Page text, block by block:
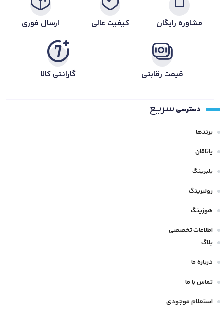
مشاوره رایگان کیفیت عالی ارسال فوری
قیمت رقابتی گارانتی کالا
دسترسی سریع
برندها
یاتاقان
بلبرینگ
رولبرینگ
هوزینگ
اطلاعات تخصصی
بلاگ
درباره ما
تماس با ما
استعلام موجودی